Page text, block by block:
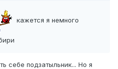
кажется я немного
себе подзатыльник... Но я